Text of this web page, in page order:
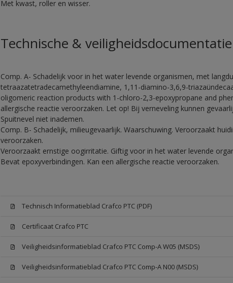
Met kwast, roller en wisser.
Technische & veiligheidsdocumentatie
Comp. A- Schadelijk voor in het water levende organismen, met
tetraazatetradecamethyleendiamine, 1,11-diamino-3,6,9-
oligomeric reaction products with 1-chloro-2,3-epoxypropane and
allergische reactie veroorzaken. Let op! Bij verneveling kunnen
Spuitnevel niet inademen.
Comp. B- Schadelijk, milieugevaarlijk. Waarschuwing. Veroorzaakt
veroorzaken.
Veroorzaakt ernstige oogirritatie. Giftig voor in het water levende
Bevat epoxyverbindingen. Kan een allergische reactie veroorzaken.
Technisch Informatieblad Crafco PTC (PDF)
Certificaat Crafco PTC
Veiligheidsinformatieblad Crafco PTC Comp-A W05 (MSDS)
Veiligheidsinformatieblad Crafco PTC Comp-A N00 (MSDS)